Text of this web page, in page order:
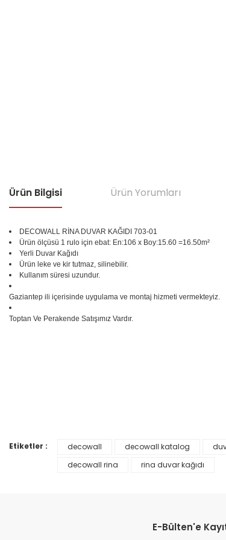
Ürün Bilgisi Ürün Yorumları
DECOWALL RİNA DUVAR KAĞIDI 703-01
Ürün ölçüsü 1 rulo için ebat: En:106 x Boy:15.60 =16.50m²
Yerli Duvar Kağıdı
Ürün leke ve kir tutmaz, silinebilir.
Kullanım süresi uzundur.
Gaziantep ili içerisinde uygulama ve montaj hizmeti vermekteyiz.
Toptan Ve Perakende Satışımız Vardır.
Bu ürünün fiyat bilgisi, resim, ürün açıklamalarında
Ürün bilgilerinde hatalar bulunuyor.
Etiketler : decowall decowall katalog
decowall rina
rina duvar kağıdı
E-Bülten'e